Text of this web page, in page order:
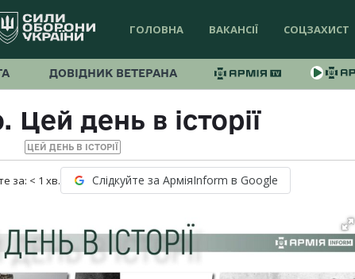
ГОЛОВНА ВАКАНСІЇ СОЦЗАХИСТ
ДОВІДНИК ВЕТЕРАНА
Цей день в історії
ЦЕЙ ДЕНЬ В ІСТОРІЇ
за: < 1 хв. Слідкуйте за АрміяInform в Google